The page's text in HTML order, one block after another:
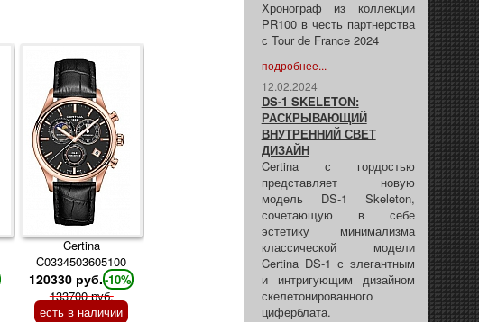
Certina
C0334503605100
120330 руб.-10%
133700 руб.
есть в наличии
Хронограф из коллекции
PR100 в честь партнерства
с Tour de France 2024
подробнее...
12.02.2024
DS-1 SKELETON:
РАСКРЫВАЮЩИЙ
ВНУТРЕННИЙ СВЕТ
ДИЗАЙН
Certina с гордостью
представляет новую
модель DS-1 Skeleton,
сочетающую в себе
эстетику минимализма
классической модели
Certina DS-1 с элегантным
и интригующим дизайном
скелетонированного
циферблата.